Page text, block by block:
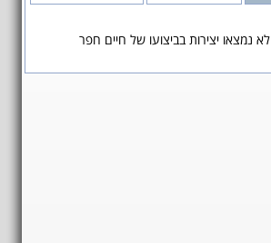
לא נמצאו יצירות בביצועו של חיים חפר